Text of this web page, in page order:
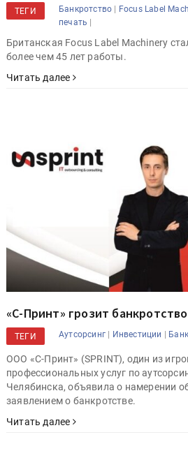
ТЕГИ Банкротство | Focus Label
печать |
Британская Focus Label Machinery
более чем 45 лет работы.
Читать далее
«С-Принт» грозит банкротство
ТЕГИ Аутсорсинг | Инвестиции |
ООО «С-Принт» (SPRINT), один из
профессиональных услуг по
Челябинска, объявила о намерении
заявлением о банкротстве.
Читать далее